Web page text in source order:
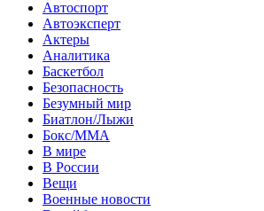
Автоспорт
Автоэксперт
Актеры
Аналитика
Баскетбол
Безопасность
Безумный мир
Биатлон/Лыжи
Бокс/MMA
В мире
В России
Вещи
Военные новости